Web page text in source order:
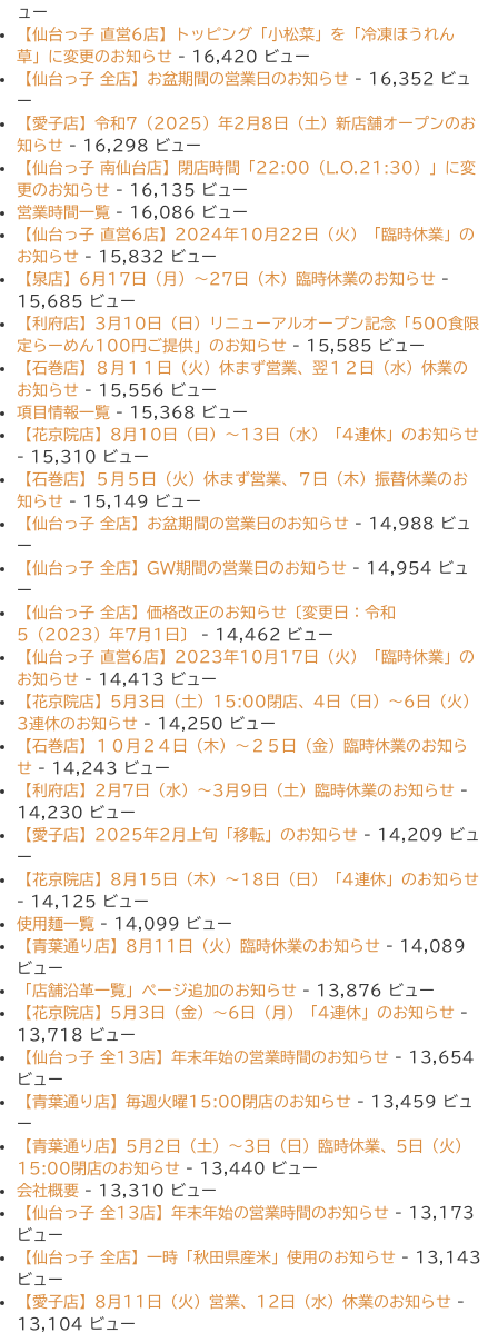
ュー
【仙台っ子 直営6店】トッピング「小松菜」を「冷凍ほうれん
草」に変更のお知らせ - 16,420 ビュー
【仙台っ子 全店】お盆期間の営業日のお知らせ - 16,352 ビュ
ー
【愛子店】令和7（2025）年2月8日（土）新店舗オープンのお
知らせ - 16,298 ビュー
【仙台っ子 南仙台店】閉店時間「22:00（L.O.21:30）」に変
更のお知らせ - 16,135 ビュー
営業時間一覧 - 16,086 ビュー
【仙台っ子 直営6店】2024年10月22日（火）「臨時休業」の
お知らせ - 15,832 ビュー
【泉店】6月17日（月）〜27日（木）臨時休業のお知らせ -
15,685 ビュー
【利府店】3月10日（日）リニューアルオープン記念「500食限
定らーめん100円ご提供」のお知らせ - 15,585 ビュー
【石巻店】８月１１日（火）休まず営業、翌１２日（水）休業の
お知らせ - 15,556 ビュー
項目情報一覧 - 15,368 ビュー
【花京院店】8月10日（日）〜13日（水）「4連休」のお知らせ
- 15,310 ビュー
【石巻店】５月５日（火）休まず営業、７日（木）振替休業のお
知らせ - 15,149 ビュー
【仙台っ子 全店】お盆期間の営業日のお知らせ - 14,988 ビュ
ー
【仙台っ子 全店】GW期間の営業日のお知らせ - 14,954 ビュ
ー
【仙台っ子 全店】価格改正のお知らせ〔変更日：令和
5（2023）年7月1日〕
- 14,462 ビュー
【仙台っ子 直営6店】2023年10月17日（火）「臨時休業」の
お知らせ - 14,413 ビュー
【花京院店】5月3日（土）15:00閉店、4日（日）〜6日（火）
3連休のお知らせ - 14,250 ビュー
【石巻店】１０月２４日（木）〜２５日（金）臨時休業のお知ら
せ - 14,243 ビュー
【利府店】2月7日（水）〜3月9日（土）臨時休業のお知らせ -
14,230 ビュー
【愛子店】2025年2月上旬「移転」のお知らせ - 14,209 ビュ
ー
【花京院店】8月15日（木）〜18日（日）「4連休」のお知らせ
- 14,125 ビュー
使用麺一覧 - 14,099 ビュー
【青葉通り店】8月11日（火）臨時休業のお知らせ - 14,089
ビュー
「店舗沿革一覧」ページ追加のお知らせ - 13,876 ビュー
【花京院店】5月3日（金）〜6日（月）「4連休」のお知らせ -
13,718 ビュー
【仙台っ子 全13店】年末年始の営業時間のお知らせ - 13,654
ビュー
【青葉通り店】毎週火曜15:00閉店のお知らせ - 13,459 ビュ
ー
【青葉通り店】5月2日（土）〜3日（日）臨時休業、5日（火）
15:00閉店のお知らせ - 13,440 ビュー
会社概要 - 13,310 ビュー
【仙台っ子 全13店】年末年始の営業時間のお知らせ - 13,173
ビュー
【仙台っ子 全店】一時「秋田県産米」使用のお知らせ - 13,143
ビュー
【愛子店】8月11日（火）営業、12日（水）休業のお知らせ -
13,104 ビュー